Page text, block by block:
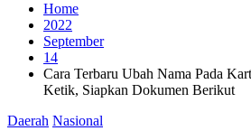
Home
2022
September
14
Cara Terbaru Ubah Nama Pada
Ketik, Siapkan Dokumen Berikut
Daerah Nasional